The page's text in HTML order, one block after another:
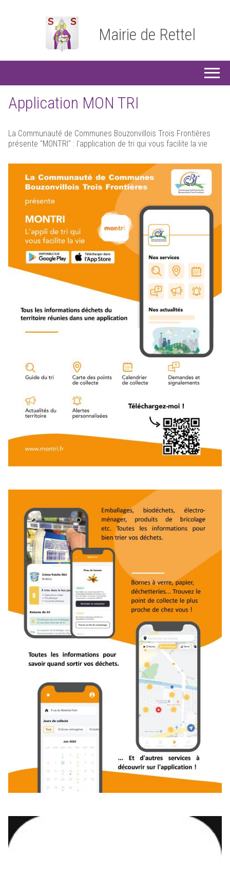
Mairie de Rettel
Application MON TRI
La Communauté de Communes Bouzonvillois Trois Frontières
présente "MONTRI" : l'application de tri qui vous facilite la vie